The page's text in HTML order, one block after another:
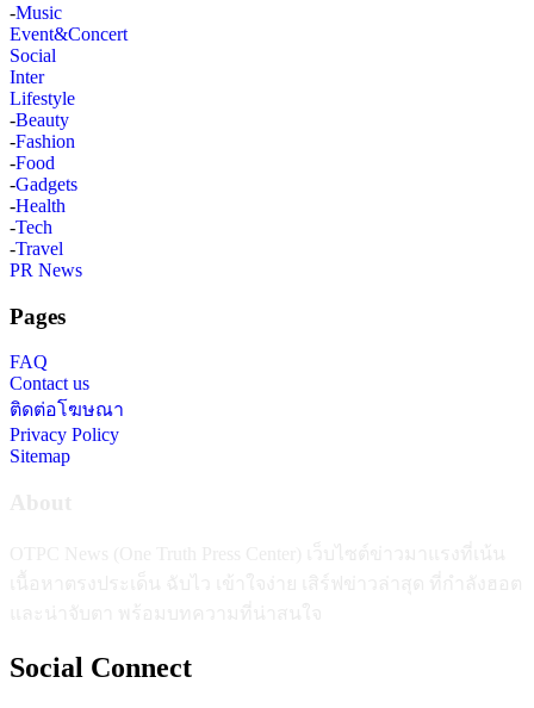
-Music
Event&Concert
Social
Inter
Lifestyle
-Beauty
-Fashion
-Food
-Gadgets
-Health
-Tech
-Travel
PR News
Pages
FAQ
Contact us
ติดต่อโฆษณา
Privacy Policy
Sitemap
Social Connect